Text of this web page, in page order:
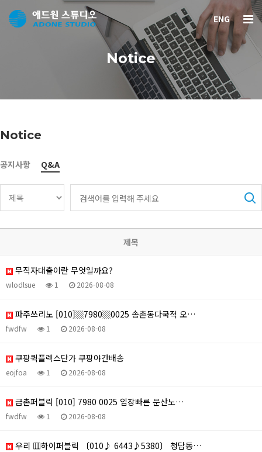
ENG
Notice
Notice
공지사항 Q&A
제목
무직자대출이란 무엇일까요?
wlodlsue 1 2026-08-08
파주쓰리노 [010]▒7980▒0025 송촌동다국적 오…
fwdfw 1 2026-08-08
쿠팡퀵플렉스단가 쿠팡야간배송
eojfoa 1 2026-08-08
금촌퍼블릭 [010] 7980 0025 입장빠른 문산노…
fwdfw 1 2026-08-08
우리 ▥하이퍼블릭 〔010♪ 6443♪5380〕 청담동…